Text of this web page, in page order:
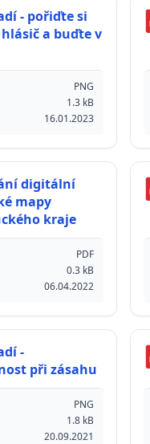
- pořiďte si
a buďte v
PNG
1.3 kB
16.01.2023
digitální
mapy
kraje
PDF
0.3 kB
06.04.2022
-
při zásahu
PNG
1.8 kB
20.09.2021